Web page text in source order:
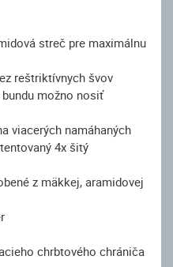
streč pre maximálnu
reštriktívnych švov
možno nosiť
viacerých namáhaných
4x šitý
z mäkkej, aramidovej
chrbtového chrániča